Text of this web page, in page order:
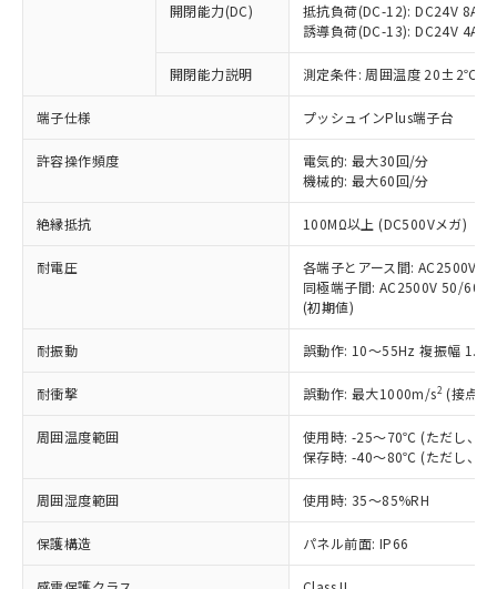
開閉能力(DC)
抵抗負荷(DC-12): DC24V 8A/
誘導負荷(DC-13): DC24V 4A/
開閉能力説明 測定条件: 周囲温度 20±2℃、
端子仕様 プッシュインPlus端子台
許容操作頻度
電気的: 最大30回/分
機械的: 最大60回/分
絶縁抵抗 100MΩ以上 (DC500Vメガ)
耐電圧
各端子とアース間: AC2500V
同極端子間: AC2500V 50/
(初期値)
耐振動 誤動作: 10～55Hz 複振幅
耐衝撃 誤動作: 最大1000m/s2 (接点
周囲温度範囲
使用時: -25～70℃ (ただし、氷
保存時: -40～80℃ (ただし、氷
周囲湿度範囲 使用時: 35～85%RH
保護構造 パネル前面: IP66
以下の条件をお読みいただき、同意のうえ
ご利用ください。
本サービスは、当社制御機器事業取扱
商品の当社在庫状況および標準価格
(税抜)を提供させていただくもので
当社制御機器事業取扱商品の中には、
本サービスの対象外となる商品もある
ことをご了承ください。
在庫状況および標準価格照会結果は、
記載している更新日時点での社内デー
タに基づき作成されるものであり、閲
覧された時点での実際の在庫および標
準価格とは異なる場合があることをご
正式な納期状況および標準価格はお客
様のお取引先、またはお客様担当のオ
ムロン制御機器販売店・当社販売員に
オムロン制御機器販売店や当社販売拠
販売ネットワーク
」をご確認
対応予定なし：EU RoHS指令（10物質）の
非含有に非対応の商品で、対応品を出す予
調査・確認中：EU RoHS指令（10物質）の
非含有の対応状況を調査中または確認中の
商品です。
非該当品：ライセンス料など無形物で、有
害物質有無と関係のない商品です。
仕入先様の事情により、非含有部品として
いたものが、含有品と判明した場合などや
むを得ず変更することがあります。
鉛(Pb) 1000ppm以下、 水銀(Hg) 1000ppm以下、 カド
六価クロム(Cr(Ⅵ)) 1000ppm以下、ポリ臭化ビフェニル
類(PBB) 1000ppm以下、ポリ臭化ジフェニルエーテル類
ルベンジル（BBP） 1000ppm以下、フタル酸ジブチル
（DBP） 1000ppm以下、フタル酸ジイソブチル
但し、RoHS指令で産業用監視および制御機器に対する
適用除外項目は除く。
フタル酸エステル類の４物質については閾値を超える意
図的な使用がないことを確認しています。
「○」：最大均質材料含有率が中国RoHSの
基準値以下であることを示します。
「×」：最大均質材料含有率が中国RoHSの
基準値を超えていることを示します。
「－」：未確認です。当社販売部門へお問
*中国RoHS10物質の基準値 (GB/T26572)：
Pb(鉛) :1000ppm、 Hg(水銀) : 1000ppm、 Cd(カドミウ
Cr(Ⅵ)(六価クロム) : 1000ppm、 PBBs(ポリ臭化ビフェ
ニル類) : 1000ppm、 PBDEs(ポリ臭化ジフェニルエーテ
ル類) : 1000ppm、
DBP(フタル酸ジブチル) : 1000ppm、 DIBP(フタル酸ジ
イソブチル) : 1000ppm、 BBP(フタル酸ブチルベンジ
DEHP(フタル酸ビス(2-エチルヘキシル)) : 1000ppm
当社は、これら貴社製品のうち、外国
為替および外国貿易法に定める商品
（以下｢規制貨物等」という）を輸出
または国外への提供する場合は、日本
国政府の輸出許可(または役務取引許
可)を取得するなどの必要な手続きを
当社は規制貨物を破棄する場合は、完
全に破砕するなど、違法に輸出されな
いよう必要な手段を講じます。
当社は貴社製品を、核兵器、ミサイ
ル、化学兵器、生物兵器またはその他
武器並びにこれらの製造装置等に一切
一定数以上の在庫あり
一定数には満たないが在庫あり
在庫なし(最新の在庫状況につ
いては、お客様のお取引先、ま
たはお客様担当のオムロン制御